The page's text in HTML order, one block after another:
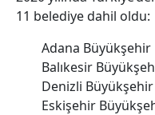
11 belediye dahil oldu:
Adana Büyükşehir
Balıkesir
Denizli
Eskişehir